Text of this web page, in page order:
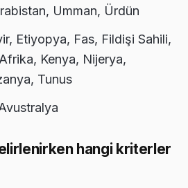
Umman, Ürdün
Etiyopya, Fas, Fildişi Sahili,
Kenya, Nijerya,
Tunus
hangi kriterler